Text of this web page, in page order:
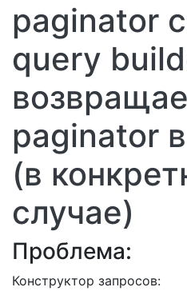
paginator
query
paginator
(в
случае)
Проблема:
Конструктор запросов: